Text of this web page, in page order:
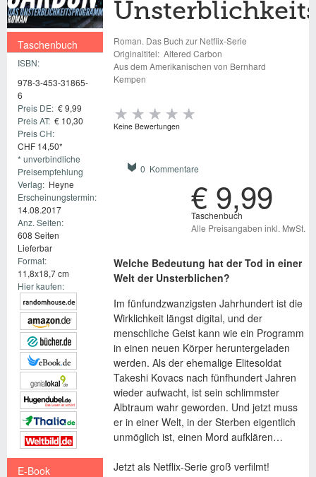
Taschenbuch
ISBN:
978-3-453-31865-
6
Preis DE: € 9,99
Preis AT: € 10,30
Preis CH:
CHF 14,50*
* unverbindliche
Preisempfehlung
Verlag: Heyne
Erscheinungstermin:
14.08.2017
Anz. Seiten:
608 Seiten
Lieferbar
Format:
11,8x18,7 cm
Hier kaufen:
E-Book
Roman. Das Buch zur Netflix-Serie
Originaltitel: Altered Carbon
Aus dem Amerikanischen von Bernhard
Kempen
Keine Bewertungen
0 Kommentare
€ 9,99
Taschenbuch
Alle Preisangaben inkl. MwSt.
Welche Bedeutung hat der Tod in einer
Welt der Unsterblichen?
Im fünfundzwanzigsten Jahrhundert ist die
Wirklichkeit längst digital, und der
menschliche Geist kann wie ein Programm
in einen neuen Körper heruntergeladen
werden. Als der ehemalige Elitesoldat
Takeshi Kovacs nach fünfhundert Jahren
wieder aufwacht, ist sein schlimmster
Albtraum wahr geworden. Und jetzt muss
er in einer Welt, in der Sterben eigentlich
unmöglich ist, einen Mord aufklären…
Jetzt als Netflix-Serie groß verfilmt!